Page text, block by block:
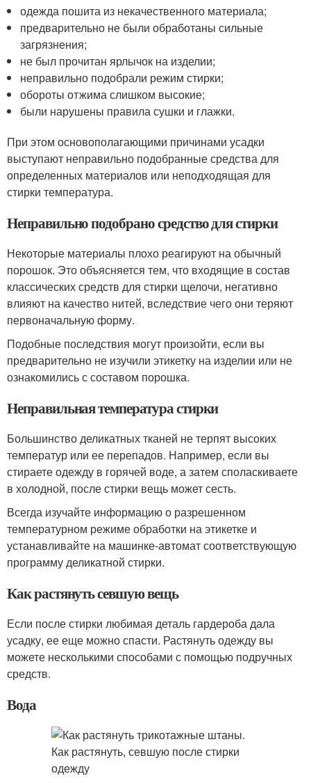
одежда пошита из некачественного материала;
предварительно не были обработаны сильные
загрязнения;
не был прочитан ярлычок на изделии;
неправильно подобрали режим стирки;
обороты отжима слишком высокие;
были нарушены правила сушки и глажки.
При этом основополагающими причинами усадки
выступают неправильно подобранные средства для
определенных материалов или неподходящая для
стирки температура.
Неправильно подобрано средство для стирки
Некоторые материалы плохо реагируют на обычный
порошок. Это объясняется тем, что входящие в состав
классических средств для стирки щелочи, негативно
влияют на качество нитей, вследствие чего они теряют
первоначальную форму.
Подобные последствия могут произойти, если вы
предварительно не изучили этикетку на изделии или не
ознакомились с составом порошка.
Неправильная температура стирки
Большинство деликатных тканей не терпят высоких
температур или ее перепадов. Например, если вы
стираете одежду в горячей воде, а затем споласкиваете
в холодной, после стирки вещь может сесть.
Всегда изучайте информацию о разрешенном
температурном режиме обработки на этикетке и
устанавливайте на машинке-автомат соответствующую
программу деликатной стирки.
Как растянуть севшую вещь
Если после стирки любимая деталь гардероба дала
усадку, ее еще можно спасти. Растянуть одежду вы
можете несколькими способами с помощью подручных
средств.
Вода